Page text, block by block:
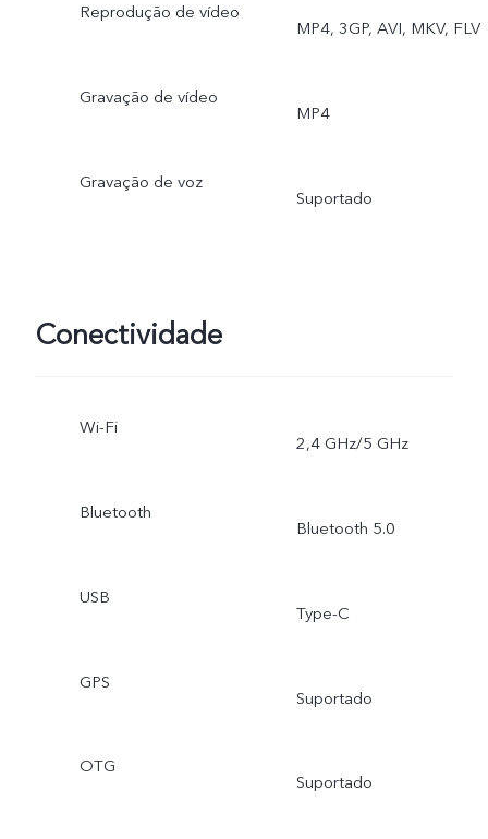
Reprodução de vídeo
MP4, 3GP, AVI, MKV, FLV
Gravação de vídeo
MP4
Gravação de voz
Suportado
Conectividade
Wi-Fi
2,4 GHz/5 GHz
Bluetooth
Bluetooth 5.0
USB
Type-C
GPS
Suportado
OTG
Suportado